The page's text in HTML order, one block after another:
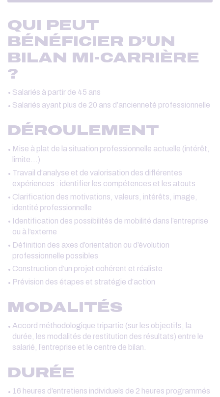
QUI PEUT
BÉNÉFICIER D’UN
BILAN MI-CARRIÈRE
?
Salariés à partir de 45 ans
Salariés ayant plus de 20 ans d’ancienneté professionnelle
DÉROULEMENT
Mise à plat de la situation professionnelle actuelle (intérêt,
limite…)
Travail d’analyse et de valorisation des différentes
expériences : identifier les compétences et les atouts
Clarification des motivations, valeurs, intérêts, image,
identité professionnelle
Identification des possibilités de mobilité dans l’entreprise
ou à l’externe
Définition des axes d’orientation ou d’évolution
professionnelle possibles
Construction d’un projet cohérent et réaliste
Prévision des étapes et stratégie d’action
MODALITÉS
Accord méthodologique tripartie (sur les objectifs, la
durée, les modalités de restitution des résultats) entre le
salarié, l’entreprise et le centre de bilan.
DURÉE
16 heures d’entretiens individuels de 2 heures programmés